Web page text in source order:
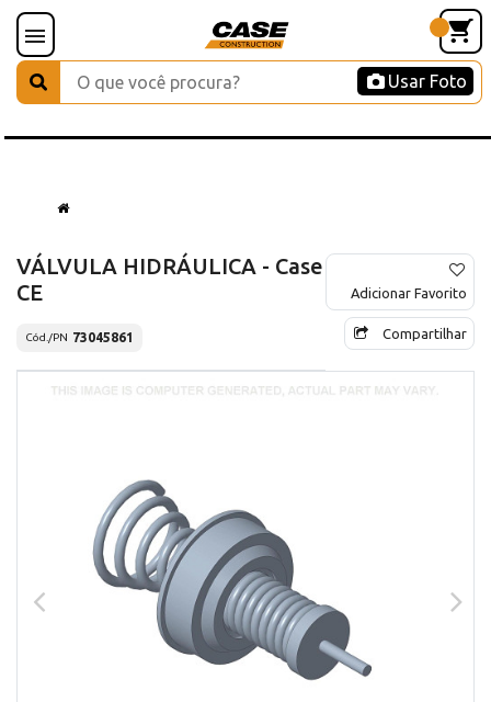
Usar Foto
VÁLVULA HIDRÁULICA - Case
CE
Cód./PN 73045861
Adicionar Favorito
Compartilhar